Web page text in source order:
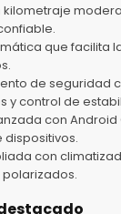
kilometraje
que facilita
de seguridad
y control de
con Android
con